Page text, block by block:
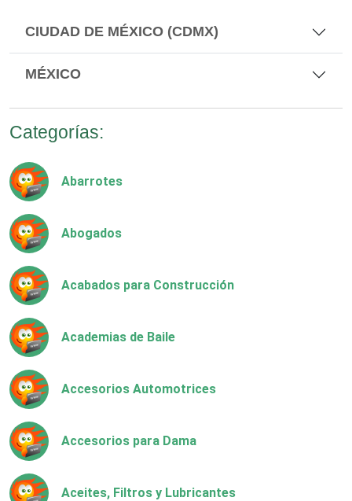
CIUDAD DE MÉXICO (CDMX)
MÉXICO
Categorías:
Abarrotes
Abogados
Acabados para Construcción
Academias de Baile
Accesorios Automotrices
Accesorios para Dama
Aceites, Filtros y Lubricantes